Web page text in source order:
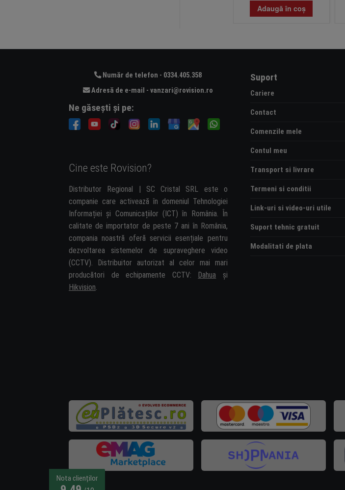
Adaugă în coș
Număr de telefon - 0334.405.358
Adresă de e-mail - vanzari@rovision.ro
Ne găsești și pe:
Cine este Rovision?
Distributor Regional | SC Cristal SRL este o
companie care activează în domeniul Tehnologiei
Informației și Comunicațiilor (ICT) în România. În
calitate de importator de peste 7 ani în România,
compania noastră oferă servicii esențiale pentru
dezvoltarea sistemelor de supraveghere video
(CCTV). Distribuitor autorizat al celor mai mari
producători de echipamente CCTV: Dahua și
Hikvision
Suport
Cariere
Contact
Comenzile mele
Contul meu
Transport si livrare
Termeni si conditii
Link-uri si video-uri utile
Suport tehnic gratuit
Modalitati de plata
Nota clienților